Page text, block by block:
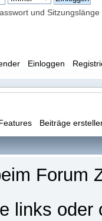
und Sitzungslänge
Einloggen
Beiträge
Forum
links